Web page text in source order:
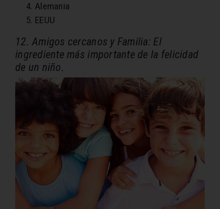
Alemania
EEUU
12. Amigos cercanos y Familia: El
ingrediente más importante de la felicidad
de un niño.